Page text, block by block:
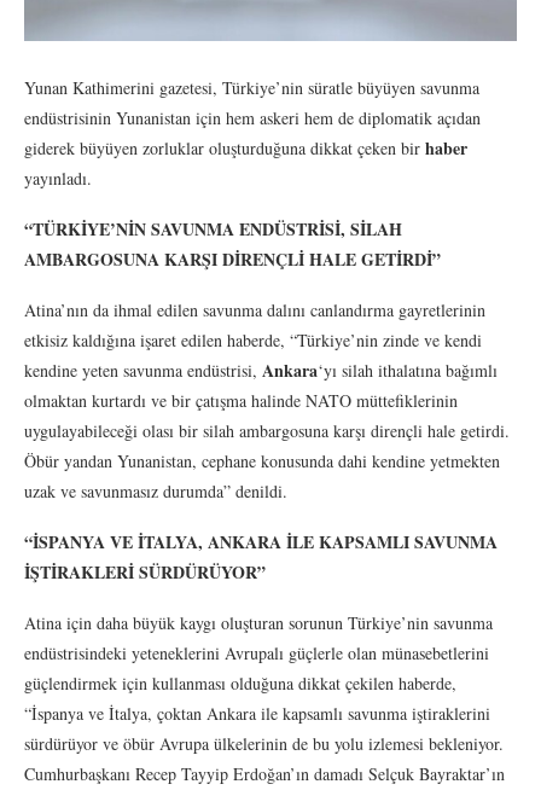
Yunan Kathimerini gazetesi, Türkiye’nin süratle büyüyen savunma
endüstrisinin Yunanistan için hem askeri hem de diplomatik açıdan
giderek büyüyen zorluklar oluşturduğuna dikkat çeken bir haber
yayınladı.
“TÜRKİYE’NİN SAVUNMA ENDÜSTRİSİ, SİLAH
AMBARGOSUNA KARŞI DİRENÇLİ HALE GETİRDİ”
Atina’nın da ihmal edilen savunma dalını canlandırma gayretlerinin
etkisiz kaldığına işaret edilen haberde, “Türkiye’nin zinde ve kendi
kendine yeten savunma endüstrisi, Ankara‘yı silah ithalatına bağımlı
olmaktan kurtardı ve bir çatışma halinde NATO müttefiklerinin
uygulayabileceği olası bir silah ambargosuna karşı dirençli hale getirdi.
Öbür yandan Yunanistan, cephane konusunda dahi kendine yetmekten
uzak ve savunmasız durumda” denildi.
“İSPANYA VE İTALYA, ANKARA İLE KAPSAMLI SAVUNMA
İŞTİRAKLERİ SÜRDÜRÜYOR”
Atina için daha büyük kaygı oluşturan sorunun Türkiye’nin savunma
endüstrisindeki yeteneklerini Avrupalı güçlerle olan münasebetlerini
güçlendirmek için kullanması olduğuna dikkat çekilen haberde,
“İspanya ve İtalya, çoktan Ankara ile kapsamlı savunma iştiraklerini
sürdürüyor ve öbür Avrupa ülkelerinin de bu yolu izlemesi bekleniyor.
Cumhurbaşkanı Recep Tayyip Erdoğan’ın damadı Selçuk Bayraktar’ın